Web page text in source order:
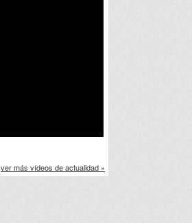
ver más vídeos de actualidad »